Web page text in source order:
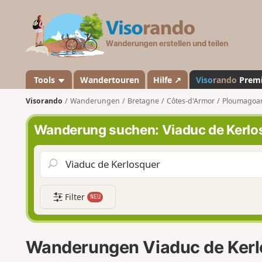
a
n
d
o
Tools Wandertouren Hilfe ↗ Visorando
Visorando Wanderungen Bretagne Côtes-d'Armor
Wanderung suchen: Viaduc de
Filter NEU
Wanderungen Viaduc de